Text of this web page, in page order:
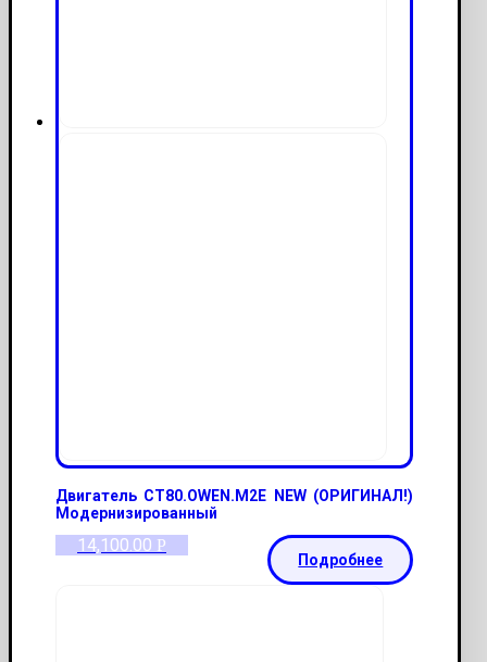
Двигатель СТ80.OWEN.M2E NEW (ОРИГИНАЛ!)
Модернизированный
14,100.00 Р
Подробнее